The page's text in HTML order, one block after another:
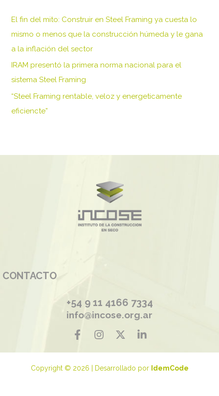
p
o
r
:
El fin del mito: Construir en Steel Framing ya cuesta lo
mismo o menos que la construcción húmeda y le gana
a la inflación del sector
IRAM presentó la primera norma nacional para el
sistema Steel Framing
“Steel Framing rentable, veloz y energeticamente
eficiencte”
CONTACTO
+54 9 11 4166 7334
info@incose.org.ar
Copyright © 2026 | Desarrollado por IdemCode